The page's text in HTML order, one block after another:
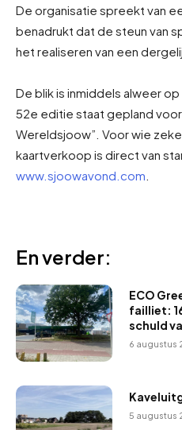
De organisatie spreekt van
benadrukt dat de steun van
het realiseren van een
De blik is inmiddels alweer
52e editie staat gepland
Wereldsjoow”. Voor wie
kaartverkoop is direct van
www.sjoowavond.com
En verder:
ECO
failliet:
schuld
6 augustus
5 augustus